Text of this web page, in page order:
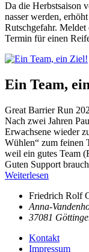
Da die Herbstsaison
nasser werden,
Rutschgefahr. Meldet
Termin für einen
Ein Team,
Great Barrier Run
Nach zwei Jahren
Erwachsene wieder
Wühlen“ zum feinen
weil ein gutes Team
Guten Support
Weiterlesen
Friedrich Rolf
Anna-
37081
Kontakt
Impressum